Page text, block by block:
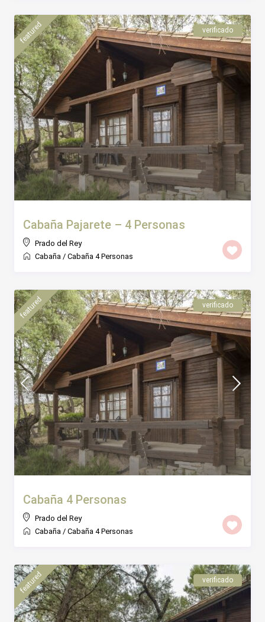
featured verificado
Cabaña Pajarete – 4 Personas
Prado del Rey
Cabaña / Cabaña 4 Personas
featured verificado
Cabaña 4 Personas
Prado del Rey
Cabaña / Cabaña 4 Personas
featured verificado